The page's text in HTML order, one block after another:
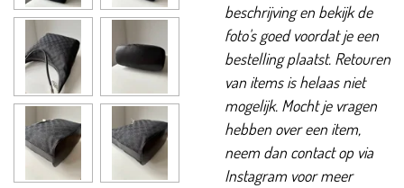
beschrijving en bekijk de
foto's goed voordat je een
bestelling plaatst. Retouren
van items is helaas niet
mogelijk. Mocht je vragen
hebben over een item,
neem dan contact op via
Instagram voor meer